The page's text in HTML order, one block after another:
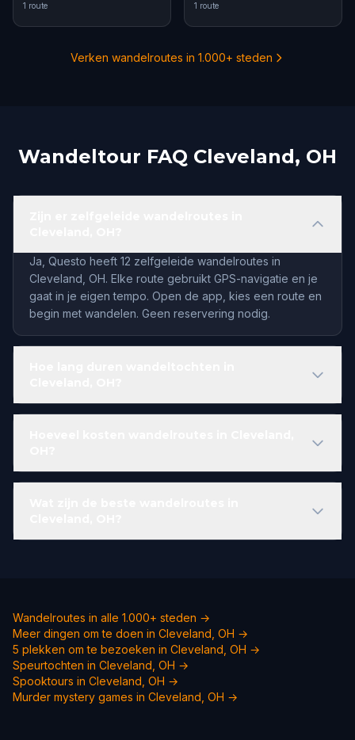
1 route 1 route
Verken wandelroutes in 1.000+ steden
Wandeltour FAQ Cleveland, OH
Ja, Questo heeft 12 zelfgeleide wandelroutes in
Cleveland, OH. Elke route gebruikt GPS-navigatie en je
gaat in je eigen tempo. Open de app, kies een route en
begin met wandelen. Geen reservering nodig.
Wandelroutes in alle 1.000+ steden →
Meer dingen om te doen in Cleveland, OH →
5 plekken om te bezoeken in Cleveland, OH →
Speurtochten in Cleveland, OH →
Spooktours in Cleveland, OH →
Murder mystery games in Cleveland, OH →